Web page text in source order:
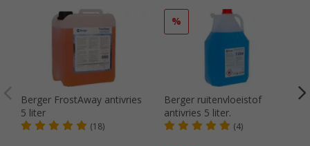
Berger FrostAway antivries
5 liter
(18)
%
Berger ruitenvloeistof
antivries 5 liter.
(4)